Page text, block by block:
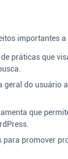
importantes
práticas que
geral do usuário
que
promover